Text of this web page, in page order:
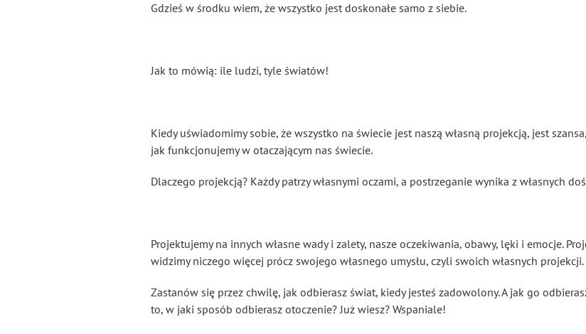
Gdzieś w środku wiem, że wszystko jest doskonałe samo z siebie.
Jak to mówią: ile ludzi, tyle światów!
Kiedy uświadomimy sobie, że wszystko na świecie jest naszą własną projekcją, jest
jak funkcjonujemy w otaczającym nas świecie.
Dlaczego projekcją? Każdy patrzy własnymi oczami, a postrzeganie wynika z własnych
Projektujemy na innych własne wady i zalety, nasze oczekiwania, obawy, lęki i emocje.
widzimy niczego więcej prócz swojego własnego umysłu, czyli swoich własnych projekcji.
Zastanów się przez chwilę, jak odbierasz świat, kiedy jesteś zadowolony. A jak go
to, w jaki sposób odbierasz otoczenie? Już wiesz? Wspaniale!